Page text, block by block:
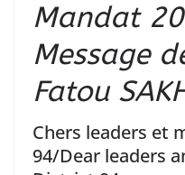
Mandat
Message
Fatou
Chers leaders et
94/Dear leaders